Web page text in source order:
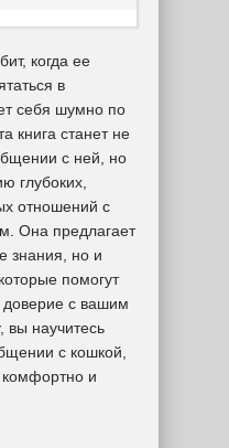
когда ее
в
себя шумно по
книга станет не
с ней, но
глубоких,
отношений с
Она предлагает
знания, но и
помогут
доверие с вашим
вы научитесь
с кошкой,
и